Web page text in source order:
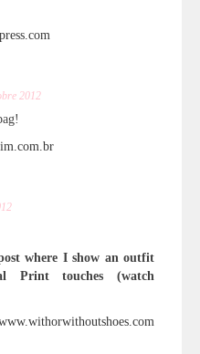
2012
where I show an outfit
Print touches (watch